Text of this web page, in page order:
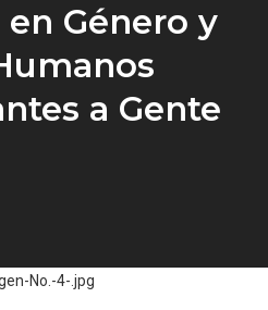
Género y
a Gente